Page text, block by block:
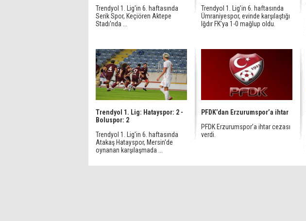
Trendyol 1. Lig'in 6. haftasında
Serik Spor, Keçiören Aktepe
Stadı'nda ...
Trendyol 1. Lig’in 6. haftasında
Ümraniyespor, evinde karşılaştığı
Iğdır FK’ya 1-0 mağlup oldu.
Trendyol 1. Lig: Hatayspor: 2 -
Boluspor: 2
Trendyol 1. Lig'in 6. haftasında
Atakaş Hatayspor, Mersin'de
oynanan karşılaşmada ...
PFDK’dan Erzurumspor’a ihtar
PFDK Erzurumspor’a ihtar cezası
verdi.